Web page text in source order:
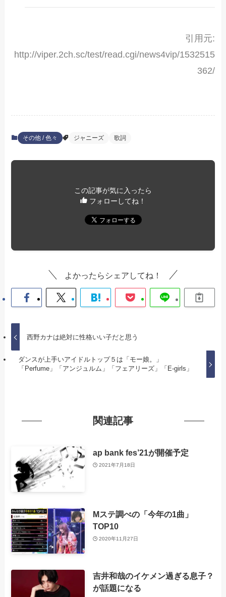
引用元:
http://viper.2ch.sc/test/read.cgi/news4vip/1532515
362/
その他 / 色々 ジャニーズ 歌詞
この記事が気に入ったら
フォローしてね！
よかったらシェアしてね！
西野カナは絶対に性格いい子だと思う
ダンスが上手いアイドルトップ５は「モー娘。」
「Perfume」「アンジュルム」「フェアリーズ」「E-girls」
関連記事
ap bank fes’21が開催予定
2021年7月18日
Mステ調べの「今年の1曲」
TOP10
2020年11月27日
吉井和哉のイケメン過ぎる息子？
が話題になる